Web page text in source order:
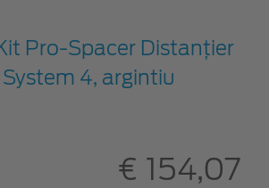
Pro-Spacer Distanțier
4, argintiu
€ 154,07